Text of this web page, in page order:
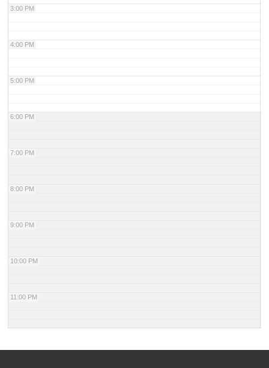
3:00 PM
4:00 PM
5:00 PM
6:00 PM
7:00 PM
8:00 PM
9:00 PM
10:00 PM
11:00 PM